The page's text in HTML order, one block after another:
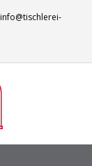
info@tischlerei-